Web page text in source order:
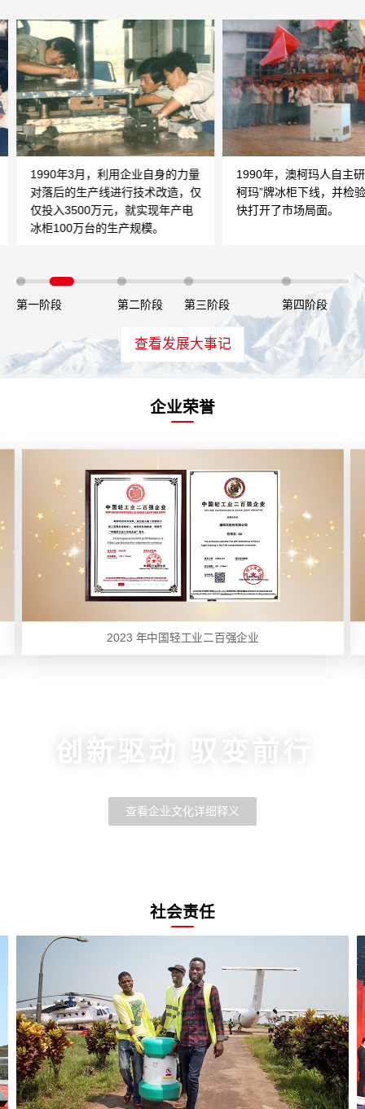
1990年3月，利用企业自身的力量
对落后的生产线进行技术改造，仅
仅投入3500万元，就实现年产电
冰柜100万台的生产规模。
1990年，澳柯玛人自主
柯玛”牌冰柜下线，并检
快打开了市场局面。
第一阶段 第二阶段 第三阶段 第四阶段
查看发展大事记
企业荣誉
2023 年中国轻工业二百强企业
创新驱动 驭变前行
查看企业文化详细释义
社会责任